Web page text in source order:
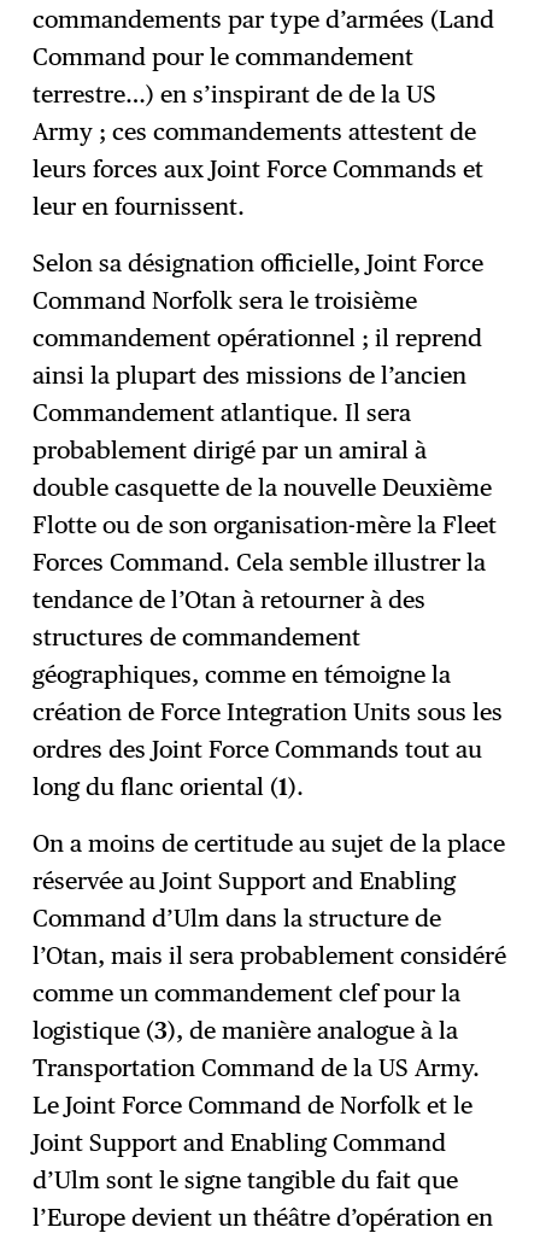
commandements par type d’armées (Land
Command pour le commandement
terrestre…) en s’inspirant de de la US
Army ; ces commandements attestent de
leurs forces aux Joint Force Commands et
leur en fournissent.
Selon sa désignation officielle, Joint Force
Command Norfolk sera le troisième
commandement opérationnel ; il reprend
ainsi la plupart des missions de l’ancien
Commandement atlantique. Il sera
probablement dirigé par un amiral à
double casquette de la nouvelle Deuxième
Flotte ou de son organisation-mère la Fleet
Forces Command. Cela semble illustrer la
tendance de l’Otan à retourner à des
structures de commandement
géographiques, comme en témoigne la
création de Force Integration Units sous les
ordres des Joint Force Commands tout au
long du flanc oriental (1).
On a moins de certitude au sujet de la place
réservée au Joint Support and Enabling
Command d’Ulm dans la structure de
l’Otan, mais il sera probablement considéré
comme un commandement clef pour la
logistique (3), de manière analogue à la
Transportation Command de la US Army.
Le Joint Force Command de Norfolk et le
Joint Support and Enabling Command
d’Ulm sont le signe tangible du fait que
l’Europe devient un théâtre d’opération en